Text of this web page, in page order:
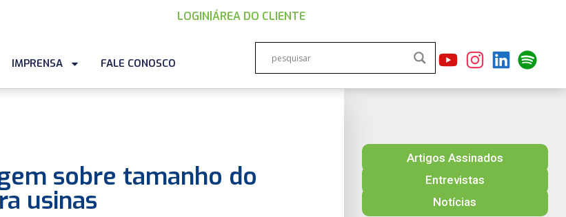
LOGIN |ÁREA DO CLIENTE
IMPRENSA FALE CONOSCO
sobre tamanho do
usinas
Artigos Assinados
Entrevistas
Notícias